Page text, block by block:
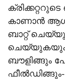
കാണാൻ
ബാറ്റ്
ചെയ്യുകയും
ബൗളിങ്ങും
ഫീൽഡിങ്ങും-